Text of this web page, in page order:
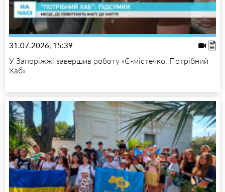
31.07.2026, 15:39
У Запоріжжі завершив роботу «Є-містечко. Потрібний
Хаб»